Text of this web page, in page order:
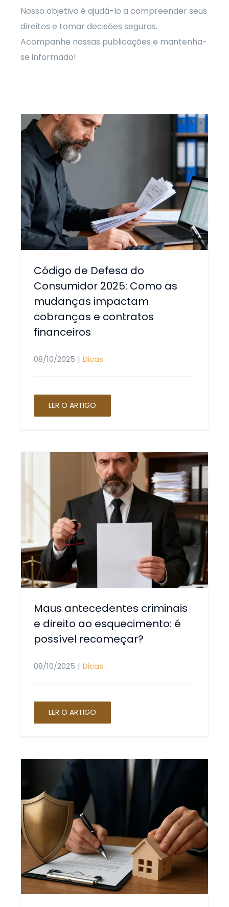
Nosso objetivo é ajudá-lo a compreender seus
direitos e tomar decisões seguras.
Acompanhe nossas publicações e mantenha-
se informado!
Código de Defesa do
Consumidor 2025: Como as
mudanças impactam
cobranças e contratos
financeiros
08/10/2025 | Dicas
LER O ARTIGO
Maus antecedentes criminais
e direito ao esquecimento: é
possível recomeçar?
08/10/2025 | Dicas
LER O ARTIGO